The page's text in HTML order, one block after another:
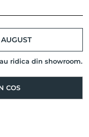
ridica din showroom.
COS